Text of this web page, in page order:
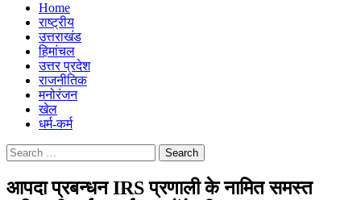
Home
राष्ट्रीय
उत्तराखंड
हिमांचल
उत्तर प्रदेश
राजनीतिक
मनोरंजन
खेल
धर्म-कर्म
Search
for:
आपदा प्रबन्धन IRS प्रणाली के नामित समस्त